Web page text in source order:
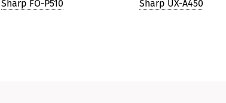
Sharp FO-P510
Sharp UX-A450